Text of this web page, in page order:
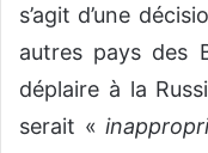
s’agit d’une
autres pays des
déplaire à la
serait «